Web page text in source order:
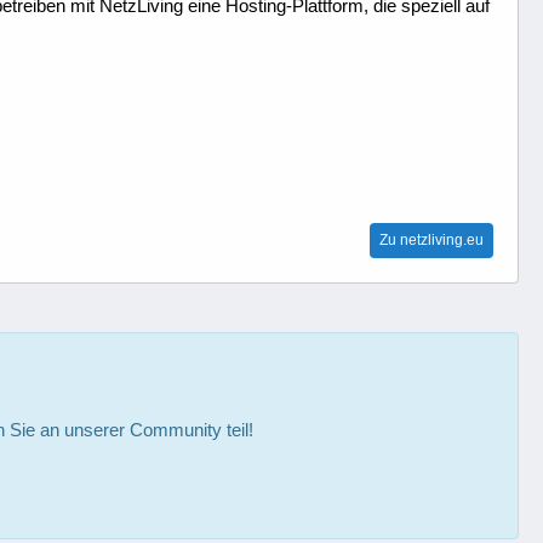
mit NetzLiving eine Hosting-Plattform, die speziell auf
Zu netzliving.eu
Sie an unserer Community teil!